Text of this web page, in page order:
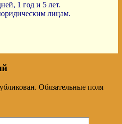
1 год и 5 лет.
лицам.
Обязательные поля